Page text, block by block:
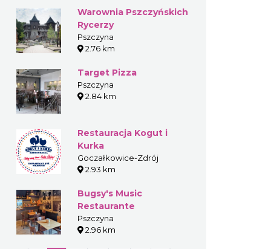
Warownia Pszczyńskich
Rycerzy
Pszczyna
2.76 km
Target Pizza
Pszczyna
2.84 km
Restauracja Kogut i
Kurka
Goczałkowice-Zdrój
2.93 km
Bugsy's Music
Restaurante
Pszczyna
2.96 km